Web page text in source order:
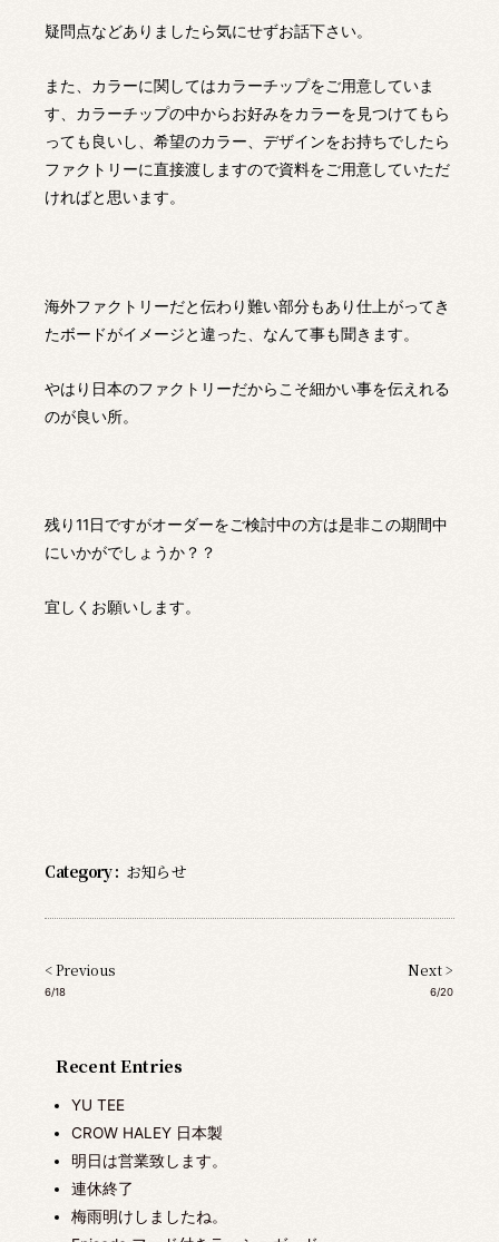
Recent Entries
YU TEE
CROW HALEY 日本製
明日は営業致します。
連休終了
梅雨明けしましたね。
疑問点などありましたら気にせずお話下さい。
また、カラーに関してはカラーチップをご用意していま
す、カラーチップの中からお好みをカラーを見つけてもら
っても良いし、希望のカラー、デザインをお持ちでしたら
ファクトリーに直接渡しますので資料をご用意していただ
ければと思います。
海外ファクトリーだと伝わり難い部分もあり仕上がってき
たボードがイメージと違った、なんて事も聞きます。
やはり日本のファクトリーだからこそ細かい事を伝えれる
のが良い所。
残り11日ですがオーダーをご検討中の方は是非この期間中
にいかがでしょうか？？
宜しくお願いします。
Category : お知らせ
< Previous
6/18
Next >
6/20